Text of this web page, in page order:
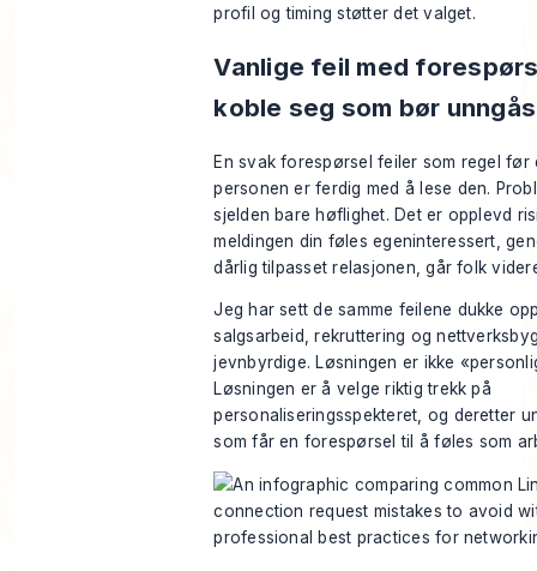
profil og timing støtter det valget.
Vanlige feil med
koble seg som bør unngås
En svak forespørsel feiler som regel før
personen er ferdig med å lese den.
sjelden bare høflighet. Det er opplevd
meldingen din føles egeninteressert,
dårlig tilpasset relasjonen, går folk
Jeg har sett de samme feilene dukke
salgsarbeid, rekruttering og
jevnbyrdige. Løsningen er ikke
Løsningen er å velge riktig trekk på
personaliseringsspekteret, og deretter
som får en forespørsel til å føles som